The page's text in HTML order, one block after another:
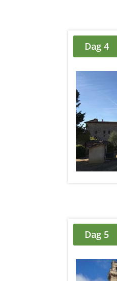
Dag 4
Dag 5